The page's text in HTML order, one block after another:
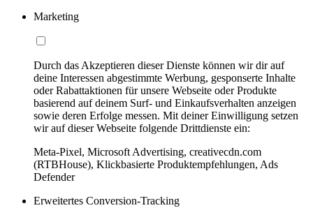
Marketing
Durch das Akzeptieren dieser Dienste können wir dir auf
deine Interessen abgestimmte Werbung, gesponserte Inhalte
oder Rabattaktionen für unsere Webseite oder Produkte
basierend auf deinem Surf- und Einkaufsverhalten anzeigen
sowie deren Erfolge messen. Mit deiner Einwilligung setzen
wir auf dieser Webseite folgende Drittdienste ein:
Meta-Pixel, Microsoft Advertising, creativecdn.com
(RTBHouse), Klickbasierte Produktempfehlungen, Ads
Defender
Erweitertes Conversion-Tracking